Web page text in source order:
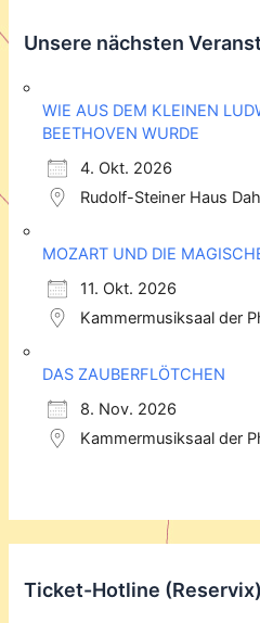
Unsere nächsten
WIE AUS DEM KLEINEN
BEETHOVEN WURDE
4. Okt. 2026
Rudolf-Steiner Haus
MOZART UND DIE
11. Okt. 2026
Kammermusiksaal der
DAS ZAUBERFLÖTCHEN
8. Nov. 2026
Kammermusiksaal der
Ticket-Hotline (Reservix)